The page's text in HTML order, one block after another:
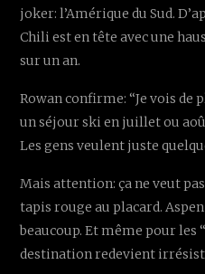
joker: l’Amérique du Sud.
Chili est en tête avec une
sur un an.
Rowan confirme: “Je vois de
un séjour ski en juillet ou
Les gens veulent juste
Mais attention: ça ne veut
tapis rouge au placard.
beaucoup. Et même pour les
destination redevient